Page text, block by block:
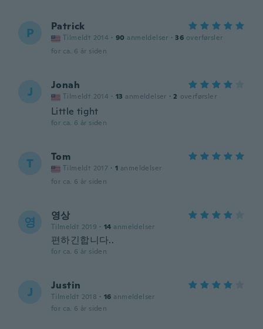
P Patrick
Tilmeldt 2014 · 90 anmeldelser · 36 overførsler
for ca. 6 år siden
J Jonah
Tilmeldt 2014 · 13 anmeldelser · 2 overførsler
Little tight
for ca. 6 år siden
T Tom
Tilmeldt 2017 · 1 anmeldelser
for ca. 6 år siden
영 영상
Tilmeldt 2019 · 14 anmeldelser
편하긴합니다..
for ca. 6 år siden
J Justin
Tilmeldt 2018 · 16 anmeldelser
for ca. 6 år siden